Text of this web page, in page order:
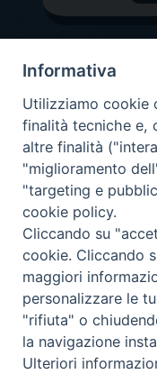
Copyright 2026 ©
Informativa
Utilizziamo cookie
finalità tecniche e,
altre finalità
"miglioramento
"targeting e
cookie policy.
Cliccando su
cookie. Cliccando
maggiori
personalizzare le
"rifiuta" o
la navigazione
Ulteriori